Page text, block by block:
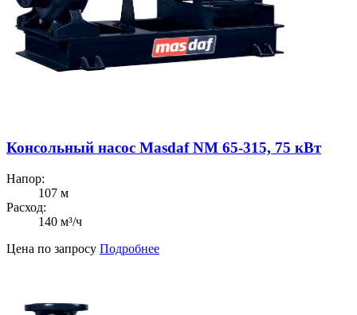
Консольный насос Masdaf NM 65-315, 75 кВт
Напор:
107 м
Расход:
140 м³/ч
Цена по запросу Подробнее